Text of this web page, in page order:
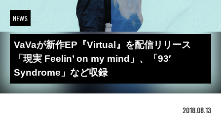
NEWS
VaVaが新作EP『Virtual』を配信リリース
「現実 Feelin’ on my mind」、「93′
Syndrome」など収録
2018.08.13